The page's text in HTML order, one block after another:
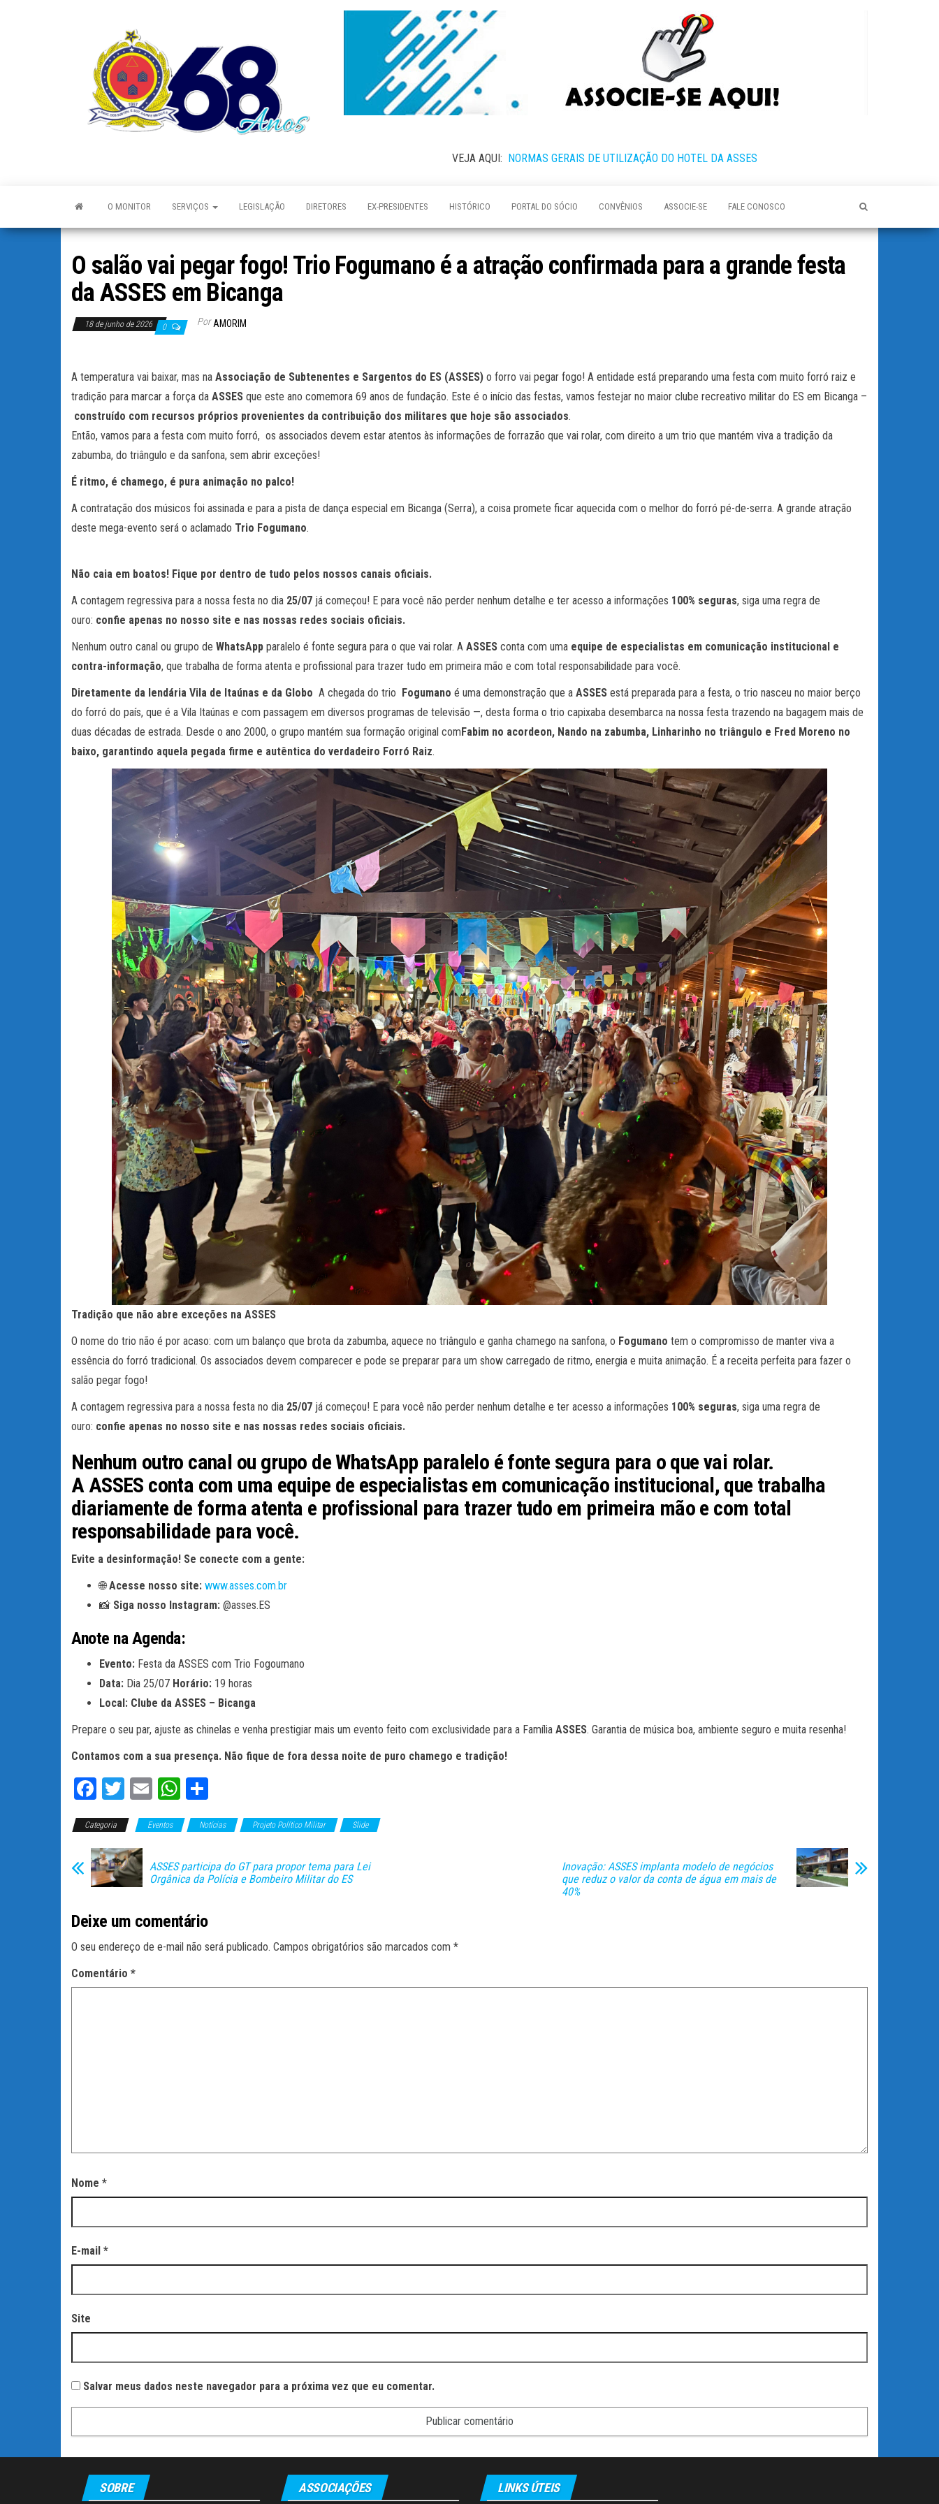
VEJA AQUI: NORMAS GERAIS DE UTILIZAÇÃO DO HOTEL DA ASSES
O MONITOR SERVIÇOS LEGISLAÇÃO DIRETORES EX-PRESIDENTES HISTÓRICO PORTAL DO SÓCIO CONVÊNIOS ASSOCIE-SE FALE CONOSCO
O salão vai pegar fogo! Trio Fogumano é a atração confirmada para a grande festa
da ASSES em Bicanga
18 de junho de 2026 0 Por AMORIM
A temperatura vai baixar, mas na Associação de Subtenentes e Sargentos do ES (ASSES) o forro vai pegar fogo! A entidade está preparando uma festa com muito forró raiz e
tradição para marcar a força da ASSES que este ano comemora 69 anos de fundação. Este é o início das festas, vamos festejar no maior clube recreativo militar do ES em Bicanga –
construído com recursos próprios provenientes da contribuição dos militares que hoje são associados.
Então, vamos para a festa com muito forró, os associados devem estar atentos às informações de forrazão que vai rolar, com direito a um trio que mantém viva a tradição da
zabumba, do triângulo e da sanfona, sem abrir exceções!
É ritmo, é chamego, é pura animação no palco!
A contratação dos músicos foi assinada e para a pista de dança especial em Bicanga (Serra), a coisa promete ficar aquecida com o melhor do forró pé-de-serra. A grande atração
deste mega-evento será o aclamado Trio Fogumano.
Não caia em boatos! Fique por dentro de tudo pelos nossos canais oficiais.
A contagem regressiva para a nossa festa no dia 25/07 já começou! E para você não perder nenhum detalhe e ter acesso a informações 100% seguras, siga uma regra de
ouro: confie apenas no nosso site e nas nossas redes sociais oficiais.
Nenhum outro canal ou grupo de WhatsApp paralelo é fonte segura para o que vai rolar. A ASSES conta com uma equipe de especialistas em comunicação institucional e
contra-informação, que trabalha de forma atenta e profissional para trazer tudo em primeira mão e com total responsabilidade para você.
Diretamente da lendária Vila de Itaúnas e da Globo A chegada do trio Fogumano é uma demonstração que a ASSES está preparada para a festa, o trio nasceu no maior berço
do forró do país, que é a Vila Itaúnas e com passagem em diversos programas de televisão —, desta forma o trio capixaba desembarca na nossa festa trazendo na bagagem mais de
duas décadas de estrada. Desde o ano 2000, o grupo mantém sua formação original comFabim no acordeon, Nando na zabumba, Linharinho no triângulo e Fred Moreno no
baixo, garantindo aquela pegada firme e autêntica do verdadeiro Forró Raiz.
Tradição que não abre exceções na ASSES
O nome do trio não é por acaso: com um balanço que brota da zabumba, aquece no triângulo e ganha chamego na sanfona, o Fogumano tem o compromisso de manter viva a
essência do forró tradicional. Os associados devem comparecer e pode se preparar para um show carregado de ritmo, energia e muita animação. É a receita perfeita para fazer o
salão pegar fogo!
A contagem regressiva para a nossa festa no dia 25/07 já começou! E para você não perder nenhum detalhe e ter acesso a informações 100% seguras, siga uma regra de
ouro: confie apenas no nosso site e nas nossas redes sociais oficiais.
Nenhum outro canal ou grupo de WhatsApp paralelo é fonte segura para o que vai rolar.
AASSES conta com uma equipe de especialistas em comunicação institucional, que trabalha
diariamente de forma atenta e profissional para trazer tudo em primeira mão e com total
responsabilidade para você.
Evite a desinformação! Se conecte com a gente:
🌐Acesse nosso site: www.asses.com.br
📸 Siga nosso Instagram: @asses.ES
Anote na Agenda:
Evento: Festa da ASSES com Trio Fogoumano
Data: Dia 25/07 Horário: 19 horas
Local: Clube da ASSES – Bicanga
Prepare o seu par, ajuste as chinelas e venha prestigiar mais um evento feito com exclusividade para a Família ASSES. Garantia de música boa, ambiente seguro e muita resenha!
Contamos com a sua presença. Não fique de fora dessa noite de puro chamego e tradição!
Fa
ce
bo
ok
T
wi
tt
er
E
m
ail
W
ha
ts
pp
o
m
pa
rti
Categoria Eventos Notícias Projeto Político Militar Slide
ASSES participa do GT para propor tema para Lei
Orgânica da Polícia e Bombeiro Militar do ES
Inovação: ASSES implanta modelo de negócios
que reduz o valor da conta de água em mais de
40%
Deixe um comentário
O seu endereço de e-mail não será publicado. Campos obrigatórios são marcados com *
Comentário *
Nome *
E-mail *
Site
Salvar meus dados neste navegador para a próxima vez que eu comentar.
SOBRE ASSOCIAÇÕES LINKS ÚTEIS